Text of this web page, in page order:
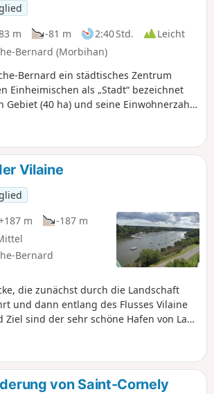
m -81 m 2:40 Std.
Leicht
Bernard (Morbihan)
Bernard ein städtisches Zentrum
Einheimischen als „Stadt“ bezeichnet
Gebiet (40 ha) und seine Einwohnerzahl
umgeben von den Gemeinden Nivillac,
auf die sich der größte Teil des
Die vorgeschlagene
es, das Gebiet zu umrunden.
Vilaine
m
-187 m
Bernard
die zunächst durch die Landschaft
und dann entlang des Flusses Vilaine
sind der sehr schöne Hafen von La
von Saint-Cornely